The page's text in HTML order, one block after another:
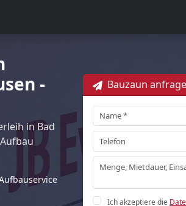
-
in Bad
Bauzaun
Ich akzeptiere die